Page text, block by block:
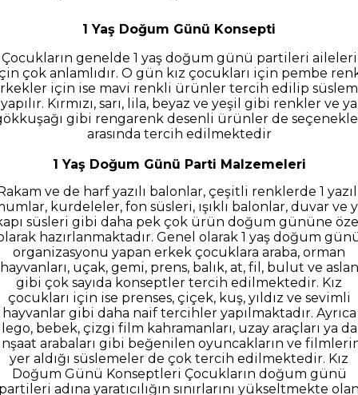
1 Yaş Doğum Günü Konsepti
Çocukların genelde 1 yaş doğum günü partileri aileleri
çok anlamlıdır. O gün kız çocukları için pembe
için ise mavi renkli ürünler tercih edilip
yapılır. Kırmızı, sarı, lila, beyaz ve yeşil gibi renkler ve ya
gibi rengarenk desenli ürünler de
arasında tercih edilmektedir
1 Yaş Doğum Günü Parti Malzemeleri
ve de harf yazılı balonlar, çeşitli renklerde 1
kurdeleler, fon süsleri, ışıklı balonlar, duvar ve
süsleri gibi daha pek çok ürün doğum gününe
hazırlanmaktadır. Genel olarak 1 yaş doğum
organizasyonu yapan erkek çocuklara araba, orman
hayvanları, uçak, gemi, prens, balık, at, fil, bulut ve aslan
gibi çok sayıda konseptler tercih edilmektedir. Kız
çocukları için ise prenses, çiçek, kuş, yıldız ve sevimli
hayvanlar gibi daha naif tercihler yapılmaktadır. Ayrıca
lego, bebek, çizgi film kahramanları, uzay araçları ya da
arabaları gibi beğenilen oyuncakların ve
yer aldığı süslemeler de çok tercih edilmektedir. Kız
Doğum Günü Konseptleri Çocukların doğum günü
adına yaratıcılığın sınırlarını yükseltmekte